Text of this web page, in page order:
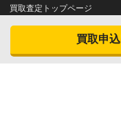
買取申
買取査定トップページ
タブレット買取査定
スマートウォッチ買取査定